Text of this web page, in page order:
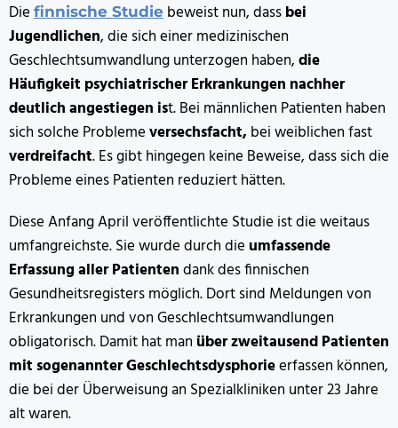
Die finnische Studie beweist nun, dassbei
Jugendlichen, die sich einer medizinischen
Geschlechtsumwandlung unterzogen haben,die
Häufigkeit psychiatrischer Erkrankungen nachher
deutlich angestiegen ist. Bei männlichen Patienten haben
sich solche Problemeversechsfacht,bei weiblichen fast
verdreifacht. Es gibt hingegen keine Beweise, dass sich die
Probleme eines Patienten reduziert hätten.
Diese Anfang April veröffentlichte Studie ist die weitaus
umfangreichste. Sie wurde durch die umfassende
Erfassung aller Patientendank des finnischen
Gesundheitsregisters möglich. Dort sind Meldungen von
Erkrankungen und von Geschlechtsumwandlungen
obligatorisch. Damit hat man über zweitausend Patienten
mit sogenannter Geschlechtsdysphorieerfassen können,
die bei der Überweisung an Spezialkliniken unter 23 Jahre
alt waren.